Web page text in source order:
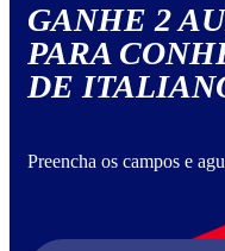
GANHE 2
PARA
DE
Preencha os campos e